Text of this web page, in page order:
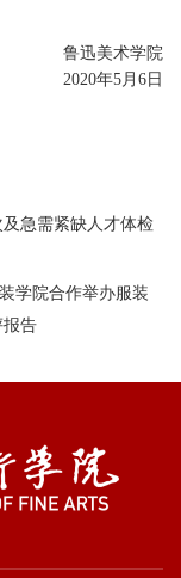
鲁迅美术学院
2020年5月6日
急需紧缺人才体检
学院合作举办服装
报告